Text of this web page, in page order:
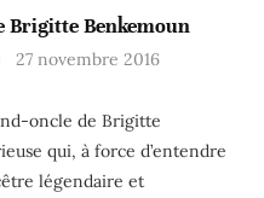
Brigitte Benkemoun
27 novembre 2016
oncle de Brigitte
qui, à force d’entendre
légendaire et